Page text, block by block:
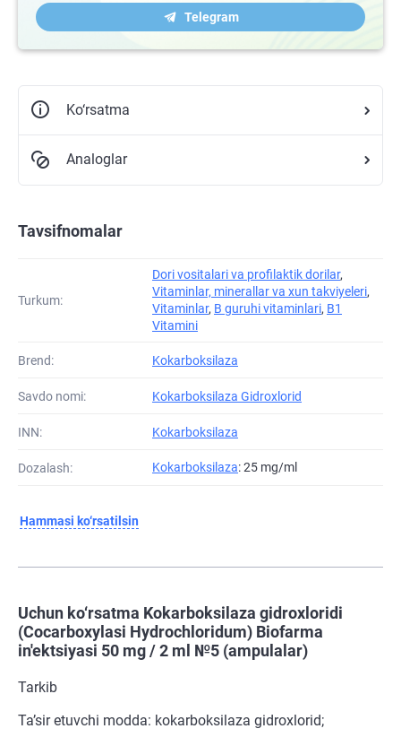
Telegram
Ko‘rsatma
Analoglar
Tavsifnomalar
Turkum:
Dori vositalari va profilaktik dorilar,
Vitaminlar, minerallar va xun takviyeleri,
Vitaminlar, B guruhi vitaminlari, B1
Vitamini
Brend: Kokarboksilaza
Savdo nomi: Kokarboksilaza Gidroxlorid
INN: Kokarboksilaza
Dozalash: Kokarboksilaza: 25 mg/ml
Hammasi ko‘rsatilsin
Uchun ko‘rsatma Kokarboksilaza gidroxloridi
(Cocarboxylasi Hydrochloridum) Biofarma
in'ektsiyasi 50 mg / 2 ml №5 (ampulalar)
Tarkib
Ta’sir etuvchi modda: kokarboksilaza gidroxlorid;